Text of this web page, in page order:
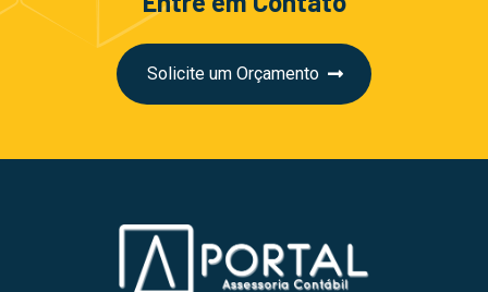
Solicite um Orçamento